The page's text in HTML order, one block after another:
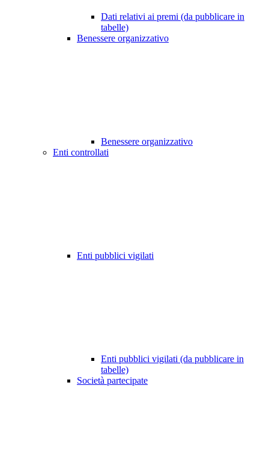
Dati relativi ai premi (da pubblicare in
tabelle)
Benessere organizzativo
Benessere organizzativo
Enti controllati
Enti pubblici vigilati
Enti pubblici vigilati (da pubblicare in
tabelle)
Società partecipate